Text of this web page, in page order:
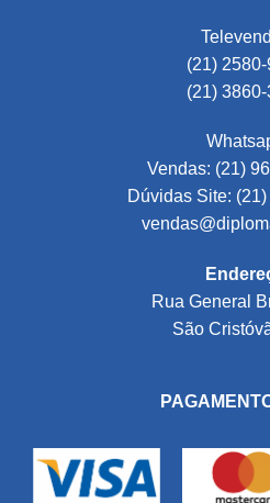
(21)
(21)
Vendas: (21)
Dúvidas Site:
Rua General
São